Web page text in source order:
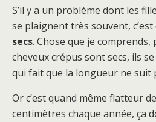
S’il y a un problème dont les
se plaignent très souvent, c’est
secs. Chose que je comprends,
cheveux crépus sont secs, ils
qui fait que la longueur ne suit
Or c’est quand même flatteur
centimètres chaque année, ça